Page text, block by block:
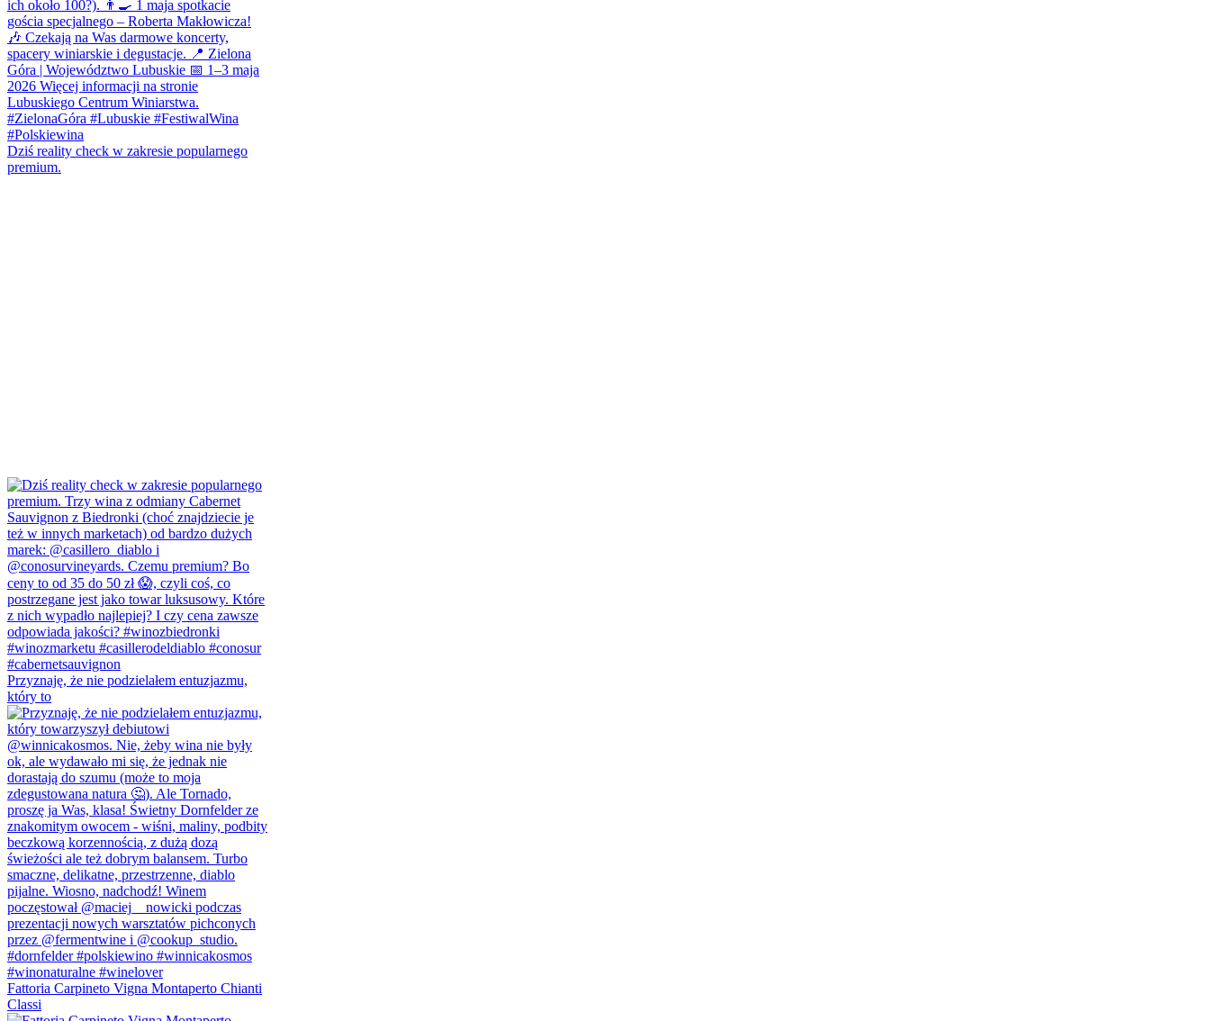
Dziś reality check w zakresie popularnego
premium.
Przyznaję, że nie podzielałem entuzjazmu,
który to
Fattoria Carpineto Vigna Montaperto Chianti
Classi